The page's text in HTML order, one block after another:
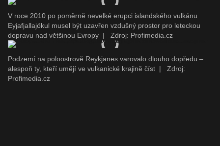
V roce 2010 po poměrně nevelké erupci islandského vulkánu
Eyjafjallajökul musel být uzavřen vzdušný prostor pro leteckou
dopravu nad většinou Evropy | Zdroj: Profimedia.cz
Podzemí na poloostrově Reykjanes varovalo dlouho dopředu –
alespoň ty, kteří umějí ve vulkanické krajině číst |
Zdroj:
Profimedia.cz